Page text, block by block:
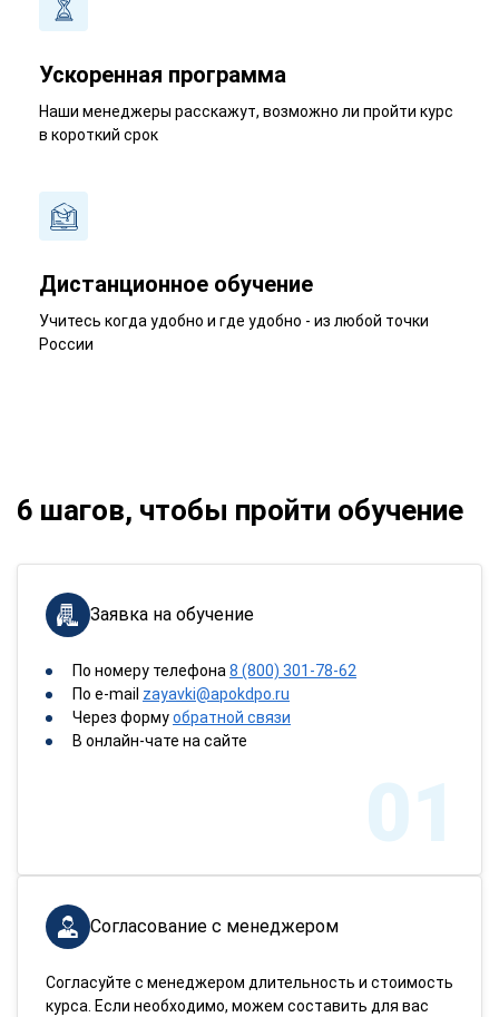
Ускоренная программа
Наши менеджеры расскажут, возможно ли пройти курс
в короткий срок
Дистанционное обучение
Учитесь когда удобно и где удобно - из любой точки
России
6 шагов, чтобы пройти обучение
Заявка на обучение
По номеру телефона8 (800) 301-78-62
По e-mail zayavki@apokdpo.ru
Через формуобратной связи
В онлайн-чате на сайте
01
Согласование с менеджером
Согласуйте с менеджером длительность и стоимость
курса. Если необходимо, можем составить для вас